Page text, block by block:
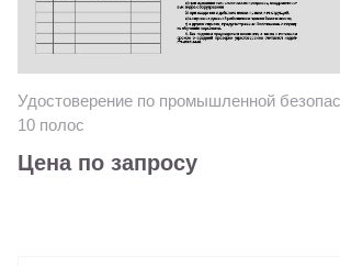
Удостоверение по промышленной
10 полос
Цена по запросу